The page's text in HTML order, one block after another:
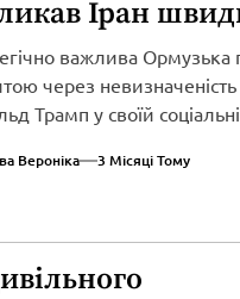
Іран
важлива Ормузька
через
Трамп у своїй
Вероніка 3 Місяці Тому